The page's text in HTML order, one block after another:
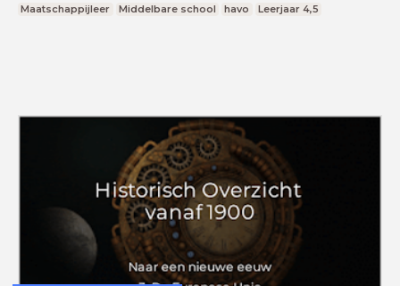
Maatschappijleer Middelbare school havo Leerjaar 4,5